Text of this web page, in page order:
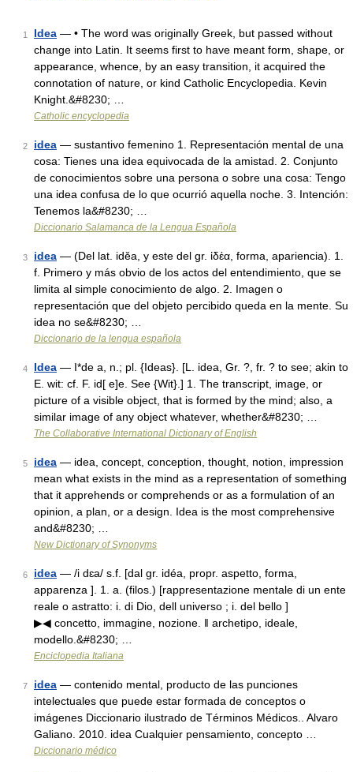
1 Idea — • The word was originally Greek, but passed without
change into Latin. It seems first to have meant form, shape, or
appearance, whence, by an easy transition, it acquired the
connotation of nature, or kind Catholic Encyclopedia. Kevin
Knight.&#8230; …
Catholic encyclopedia
2 idea — sustantivo femenino 1. Representación mental de una
cosa: Tienes una idea equivocada de la amistad. 2. Conjunto
de conocimientos sobre una persona o sobre una cosa: Tengo
una idea confusa de lo que ocurrió aquella noche. 3. Intención:
Tenemos la&#8230; …
Diccionario Salamanca de la Lengua Española
3 idea — (Del lat. idĕa, y este del gr. ἰδέα, forma, apariencia). 1.
f. Primero y más obvio de los actos del entendimiento, que se
limita al simple conocimiento de algo. 2. Imagen o
representación que del objeto percibido queda en la mente. Su
idea no se&#8230; …
Diccionario de la lengua española
4 Idea — I*de a, n.; pl. {Ideas}. [L. idea, Gr. ?, fr. ? to see; akin to
E. wit: cf. F. id[ e]e. See {Wit}.] 1. The transcript, image, or
picture of a visible object, that is formed by the mind; also, a
similar image of any object whatever, whether&#8230; …
The Collaborative International Dictionary of English
5 idea — idea, concept, conception, thought, notion, impression
mean what exists in the mind as a representation of something
that it apprehends or comprehends or as a formulation of an
opinion, a plan, or a design. Idea is the most comprehensive
and&#8230; …
New Dictionary of Synonyms
6 idea — /i dɛa/ s.f. [dal gr. idéa, propr. aspetto, forma,
apparenza ]. 1. a. (filos.) [rappresentazione mentale di un ente
reale o astratto: i. di Dio, dell universo ; i. del bello ]
▶◀ concetto, immagine, nozione. ‖ archetipo, ideale,
modello.&#8230; …
Enciclopedia Italiana
7 idea — contenido mental, producto de las punciones
intelectuales que puede estar formada de conceptos o
imágenes Diccionario ilustrado de Términos Médicos.. Alvaro
Galiano. 2010. idea Cualquier pensamiento, concepto …
Diccionario médico